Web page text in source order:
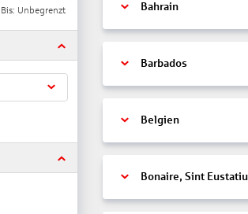
Bis: Unbegrenzt Bahrain
Barbados
Belgien
Bonaire, Sint